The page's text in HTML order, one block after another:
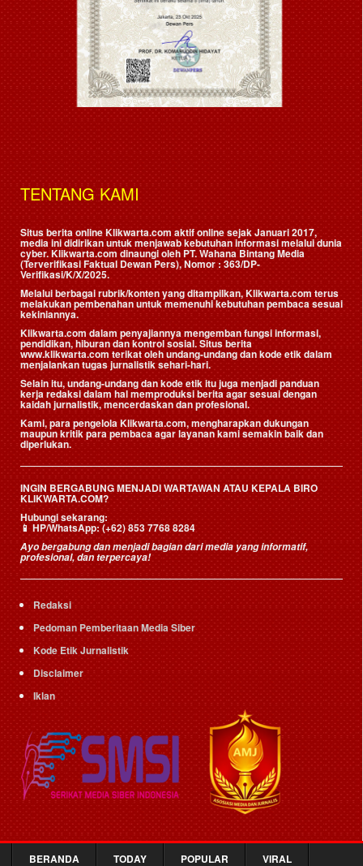
TENTANG KAMI
Situs berita online Klikwarta.com aktif online sejak Januari 2017,
media ini didirikan untuk menjawab kebutuhan informasi melalui dunia
cyber. Klikwarta.com dinaungi oleh PT. Wahana Bintang Media
(Terverifikasi Faktual Dewan Pers), Nomor : 363/DP-
Verifikasi/K/X/2025.
Melalui berbagai rubrik/konten yang ditampilkan, Klikwarta.com terus
melakukan pembenahan untuk memenuhi kebutuhan pembaca sesuai
kekiniannya.
Klikwarta.com dalam penyajiannya mengemban fungsi informasi,
pendidikan, hiburan dan kontrol sosial. Situs berita
www.klikwarta.com terikat oleh undang-undang dan kode etik dalam
menjalankan tugas jurnalistik sehari-hari.
Selain itu, undang-undang dan kode etik itu juga menjadi panduan
kerja redaksi dalam hal memproduksi berita agar sesuai dengan
kaidah jurnalistik, mencerdaskan dan profesional.
Kami, para pengelola Klikwarta.com, mengharapkan dukungan
maupun kritik para pembaca agar layanan kami semakin baik dan
diperlukan.
INGIN BERGABUNG MENJADI WARTAWAN ATAU KEPALA BIRO
KLIKWARTA.COM?
Hubungi sekarang:
📱HP/WhatsApp:(+62) 853 7768 8284
Ayo bergabung dan menjadi bagian dari media yang informatif,
profesional, dan terpercaya!
Redaksi
Pedoman Pemberitaan Media Siber
Kode Etik Jurnalistik
Disclaimer
Iklan
BERANDA TODAY POPULAR VIRAL